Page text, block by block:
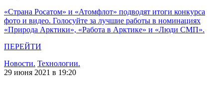
«Страна Росатом» и «Атомфлот» подводят итоги конкурса
фото и видео. Голосуйте за лучшие работы в номинациях
«Природа Арктики», «Работа в Арктике» и «Люди СМП».
ПЕРЕЙТИ
Новости. Технологии.
29 июня 2021 в 19:20